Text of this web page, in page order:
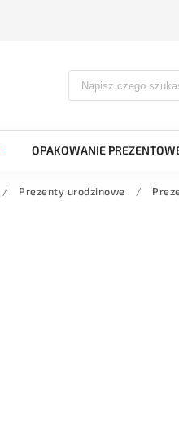
OPAKOWANIE
/ Prezenty urodzinowe /